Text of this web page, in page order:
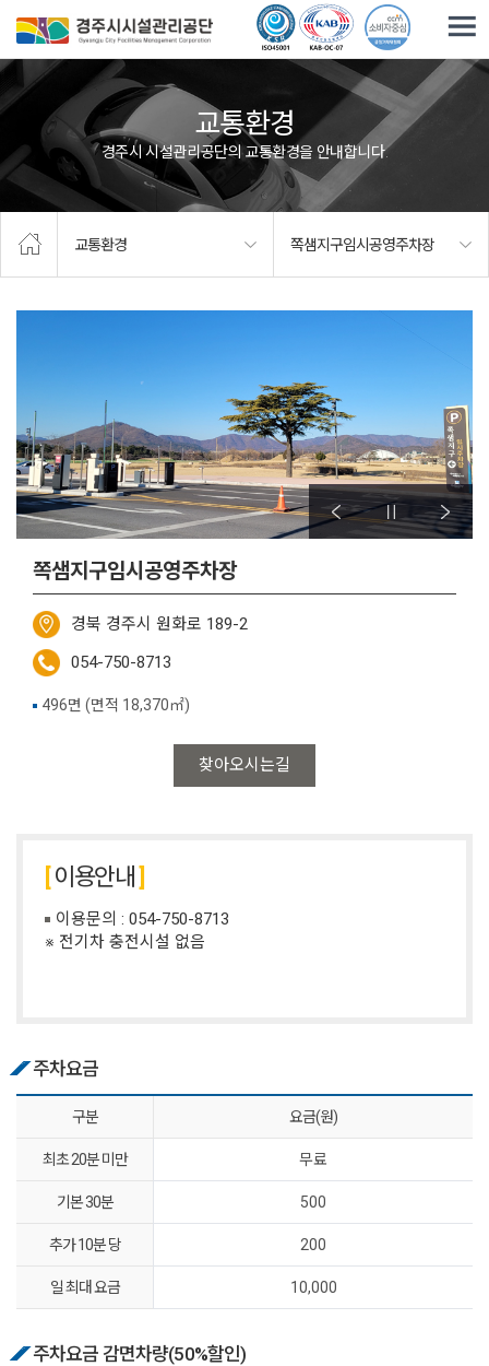
교통환경
경주시 시설관리공단의 교통환경을 안내합니다.
교통환경 쪽샘지구임시공영주차장
쪽샘지구임시공영주차장
경북 경주시 원화로 189-2
054-750-8713
찾아오시는길
496면 (면적 18,370㎡)
이용안내
이용문의 : 054-750-8713
※ 전기차 충전시설 없음
주차요금
구분 요금(원)
최초 20분 미만 무료
기본 30분 500
추가 10분 당 200
일 최대 요금 10,000
주차요금 감면차량(50%할인)